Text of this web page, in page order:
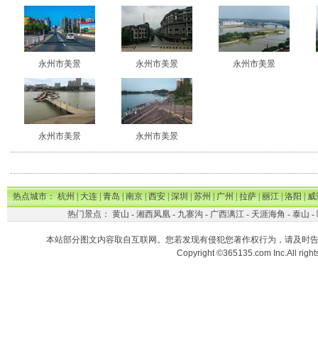
永州市美景 永州市美景 永州市美景
永州市美景 永州市美景
热点城市：杭州|大连|青岛|南京|西安|深圳|苏州|广州|拉萨|丽江|洛阳|威
热门景点： 黄山 - 湘西凤凰- 九寨沟 - 广西漓江- 天涯海角 - 泰山 -
本站部分图文内容取自互联网。您若发现有侵犯您著作权行为，请及时
Copyright ©365135.com Inc.All